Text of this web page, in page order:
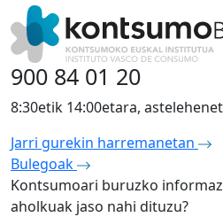
900 84 01 20
8:30etik 14:00etara,
Jarri gurekin harremanetan
Bulegoak
Kontsumoari buruzko
aholkuak jaso nahi dituzu?